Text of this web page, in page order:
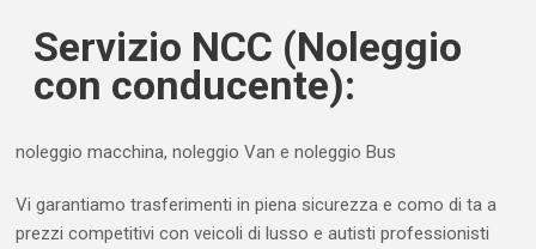
Servizio NCC (Noleggio
con conducente):
noleggio macchina, noleggio Van e noleggio Bus
Vi garantiamo trasferimenti in piena sicurezza e como di ta a
prezzi competitivi con veicoli di lusso e autisti professionisti